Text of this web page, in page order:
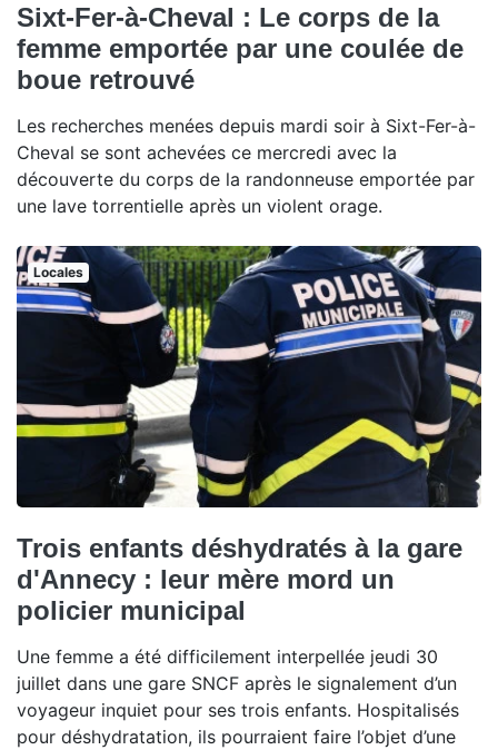
Sixt-Fer-à-Cheval : Le corps de la
femme emportée par une coulée de
boue retrouvé
Les recherches menées depuis mardi soir à Sixt-Fer-à-
Cheval se sont achevées ce mercredi avec la
découverte du corps de la randonneuse emportée par
une lave torrentielle après un violent orage.
Locales
Trois enfants déshydratés à la gare
d'Annecy : leur mère mord un
policier municipal
Une femme a été difficilement interpellée jeudi 30
juillet dans une gare SNCF après le signalement d’un
voyageur inquiet pour ses trois enfants. Hospitalisés
pour déshydratation, ils pourraient faire l’objet d’une